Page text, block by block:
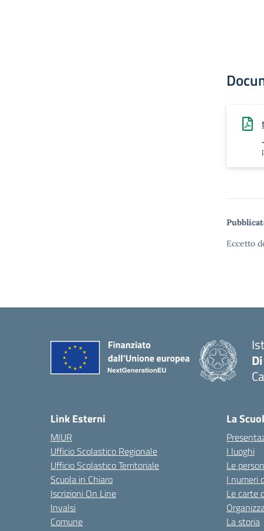
Eccetto
Link Esterni
MIUR
Ufficio Scolastico Regionale
Ufficio Scolastico Territoriale
Scuola in Chiaro
Iscrizioni On Line
Invalsi
Comune
La
I luoghi
Le
I numeri
Le carte
La storia